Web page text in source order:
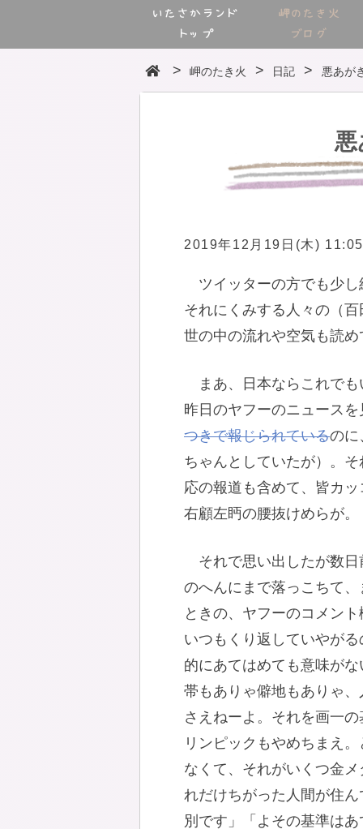
いたさかランド
トップ
岬のたき火
ブログ
岬のたき火 日記 悪あが
2019年12月19日(木)
ツイッターの方でも少
それにくみする人々の（
世の中の流れや空気も読
まあ、日本ならこれで
昨日のヤフーのニュース
つきで報じられているのに
ちゃんとしていたが）。
応の報道も含めて、皆カ
右顧左眄の腰抜けめらが。
それで思い出したが数
のへんにまで落っこちて
ときの、ヤフーのコメン
いつもくり返していやが
的にあてはめても意味が
帯もありゃ僻地もありゃ
さえねーよ。それを画一
リンピックもやめちまえ
なくて、それがいくつ金
れだけちがった人間が住
別です」「よその基準は